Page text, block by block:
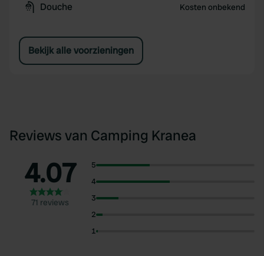
Douche Kosten onbekend
Bekijk alle voorzieningen
Reviews van Camping Kranea
4.07
71 reviews
5
4
3
2
1